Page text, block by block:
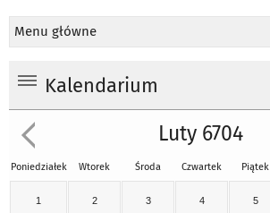
Menu główne
Kalendarium
Luty 6704
Poniedziałek Wtorek Środa Czwartek Piątek
1 2 3 4 5